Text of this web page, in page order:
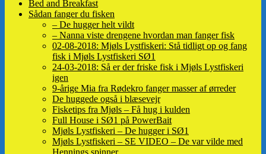
Bed and Breakfast
Sådan fanger du fisken
– De hugger helt vildt
– Nanna viste drengene hvordan man fanger fisk
02-08-2018: Mjøls Lystfiskeri: Stå tidligt op og fang
fisk i Mjøls Lystfiskeri SØ1
24-03-2018: Så er der friske fisk i Mjøls Lystfiskeri
igen
9-årige Mia fra Rødekro fanger masser af ørreder
De huggede også i blæsevejr
Fisketips fra Mjøls – Få hug i kulden
Full House i SØ1 på PowerBait
Mjøls Lystfiskeri – De hugger i SØ1
Mjøls Lystfiskeri – SE VIDEO – De var vilde med
Hennings spinner